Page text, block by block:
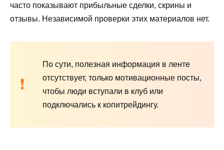
часто показывают прибыльные сделки, скрины и
отзывы. Независимой проверки этих материалов нет.
По сути, полезная информация в ленте
отсутствует, только мотивационные посты,
чтобы люди вступали в клуб или
подключались к копитрейдингу.